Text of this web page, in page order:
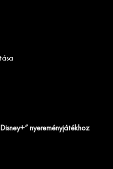
nyereményjátékhoz